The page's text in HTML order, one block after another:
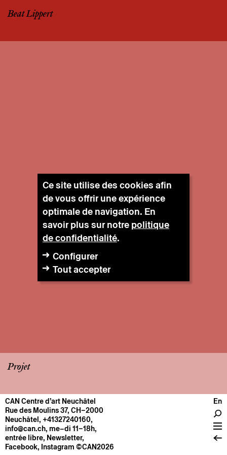
Beat Lippert
Projet
CENTRE
Infos pratiques
Fonctionnement
À propos
CAN Centre d’art Neuchâtel
Rue des Moulins 37, CH–2000
Neuchâtel, +41327240160,
info@can.ch, me–di 11–18h,
entrée libre, Newsletter,
Facebook, Instagram ©CAN2026
En
Ce site utilise des cookies afin
de vous offrir une expérience
optimale de navigation. En
savoir plus sur notre politique
de confidentialité.
Configurer
Tout accepter